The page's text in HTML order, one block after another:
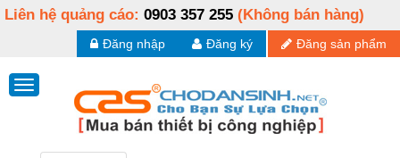
Liên hệ quảng cáo: 0903 357 255 (Không bán hàng)
Đăng sản phẩm
Đăng ký
Đăng nhập